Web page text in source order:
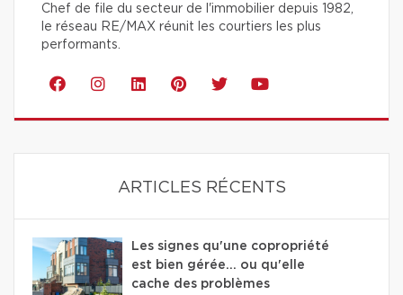
Chef de file du secteur de l'immobilier depuis 1982,
le réseau RE/MAX réunit les courtiers les plus
performants.
ARTICLES RÉCENTS
Les signes qu'une copropriété
est bien gérée… ou qu'elle
cache des problèmes